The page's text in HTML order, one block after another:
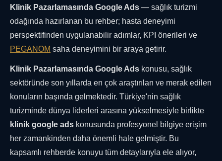
Klinik Pazarlamasında Google Ads — sağlık turizmi
odağında hazırlanan bu rehber; hasta deneyimi
perspektifinden uygulanabilir adımlar, KPI önerileri ve
PEGANOM saha deneyimini bir araya getirir.
Klinik Pazarlamasında Google Ads konusu, sağlık
sektöründe son yıllarda en çok araştırılan ve merak edilen
konuların başında gelmektedir. Türkiye'nin sağlık
turizminde dünya liderleri arasına yükselmesiyle birlikte
klinik google ads konusunda profesyonel bilgiye erişim
her zamankinden daha önemli hale gelmiştir. Bu
kapsamlı rehberde konuyu tüm detaylarıyla ele alıyor,